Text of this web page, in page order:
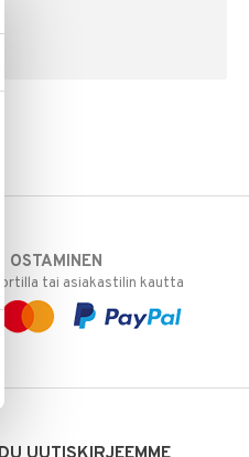
OSTAMINEN
tai asiakastilin kautta